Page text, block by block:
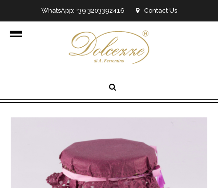
WhatsApp: +39 3203392416 Contact Us
info@dolcezzedicioccolato.it